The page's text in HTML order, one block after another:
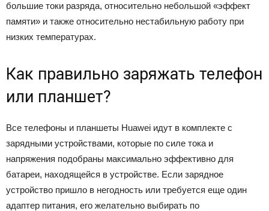
большие токи разряда, относительно небольшой «эффект
памяти» и также относительно нестабильную работу при
низких температурах.
Как правильно заряжать телефон
или планшет?
Все телефоны и планшеты Huawei идут в комплекте с
зарядными устройствами, которые по силе тока и
напряжения подобраны максимально эффективно для
батареи, находящейся в устройстве. Если зарядное
устройство пришло в негодность или требуется еще один
адаптер питания, его желательно выбирать по